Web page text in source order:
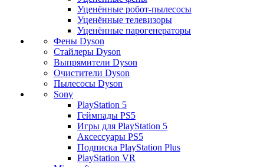
Уценённые робот-пылесосы
Уценённые телевизоры
Уценённые парогенераторы
Фены Dyson
Стайлеры Dyson
Выпрямители Dyson
Очистители Dyson
Пылесосы Dyson
Sony
PlayStation 5
Геймпады PS5
Игры для PlayStation 5
Аксессуары PS5
Подписка PlayStation Plus
PlayStation VR